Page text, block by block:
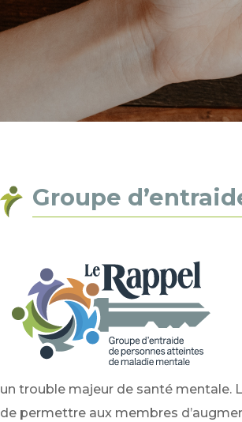
Groupe
un trouble majeur de santé mentale.
de permettre aux membres